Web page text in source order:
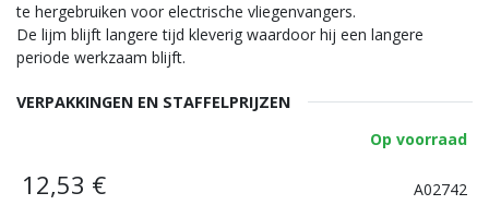
te hergebruiken voor electrische vliegenvangers.
De lijm blijft langere tijd kleverig waardoor hij een langere
periode werkzaam blijft.
VERPAKKINGEN EN STAFFELPRIJZEN
Op voorraad
12,53 € A02742